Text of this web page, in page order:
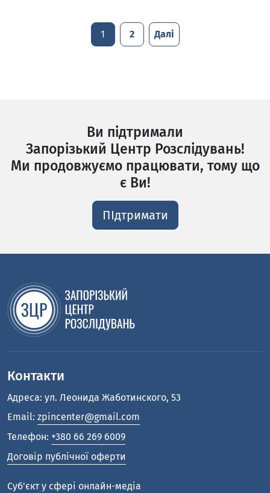
1 2 Далі
Ви підтримали
Запорізький Центр Розслідувань!
Ми продовжуємо працювати, тому що
є Ви!
ПІдтримати
Контакти
Адреса: ул. Леонида Жаботинского, 53
Email: zpincenter@gmail.com
Телефон: +380 66 269 6009
Договір публічної оферти
Cуб'єкт у сфері онлайн-медіа